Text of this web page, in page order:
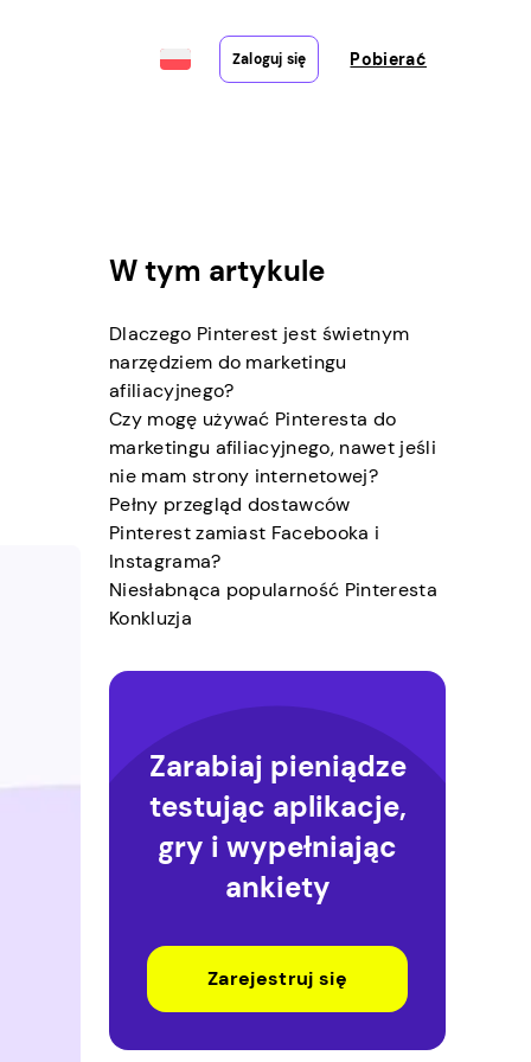
Zaloguj się Pobierać
W tym artykule
Dlaczego Pinterest jest świetnym
narzędziem do marketingu
afiliacyjnego?
Czy mogę używać Pinteresta do
marketingu afiliacyjnego, nawet jeśli
nie mam strony internetowej?
Pełny przegląd dostawców
Pinterest zamiast Facebooka i
Instagrama?
Niesłabnąca popularność Pinteresta
Konkluzja
Zarabiaj pieniądze
testując aplikacje,
gry i wypełniając
ankiety
Zarejestruj się